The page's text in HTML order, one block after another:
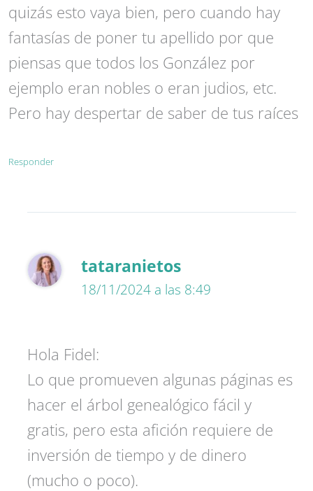
quizás esto vaya bien, pero cuando hay
fantasías de poner tu apellido por que
piensas que todos los González por
ejemplo eran nobles o eran judios, etc.
Pero hay despertar de saber de tus raíces
Responder
tataranietos
18/11/2024 a las 8:49
Hola Fidel:
Lo que promueven algunas páginas es
hacer el árbol genealógico fácil y
gratis, pero esta afición requiere de
inversión de tiempo y de dinero
(mucho o poco).